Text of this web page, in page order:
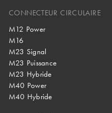
CONNECTEUR CIRCULAIRE
M12 Power
M16
M23 Signal
M23 Puissance
M23 Hybride
M40 Power
M40 Hybride